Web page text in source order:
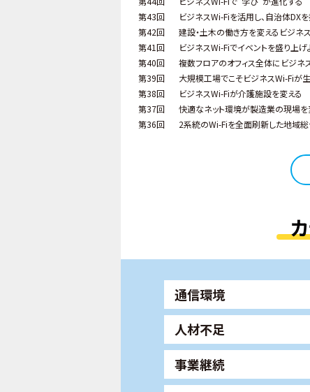
第43回
ビジネスWi-Fiを活用し、自治体DX
第42回
建設・土木の働き方を変えるビジネ
第41回
ビジネスWi-Fiでイベントを盛り上げ
第40回
複数フロアのオフィス全体にビジネ
第39回
大規模工場でこそビジネスWi-Fiが
第38回
ビジネスWi-Fiが介護施設を変える
第37回
快適なネット環境が製造業の現場を
第36回
2系統のWi-Fiを全面刷新した地域
通信環境
人材不足
事業継続